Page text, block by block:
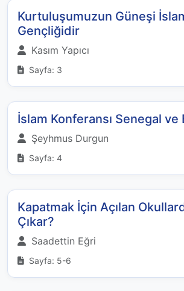
Kurtuluşumuzun Güneşi
Gençliğidir
Kasım Yapıcı
Sayfa: 3
İslam Konferansı Senegal ve
Şeyhmus Durgun
Sayfa: 4
Kapatmak İçin Açılan
Çıkar?
Saadettin Eğri
Sayfa: 5-6